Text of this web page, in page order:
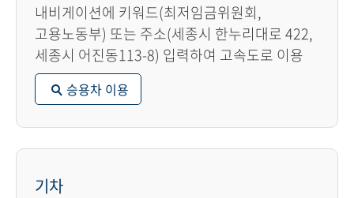
내비게이션에 키워드(최저임금위원회,
고용노동부) 또는 주소(세종시 한누리대로 422,
세종시 어진동113-8) 입력하여 고속도로 이용
승용차 이용
기차